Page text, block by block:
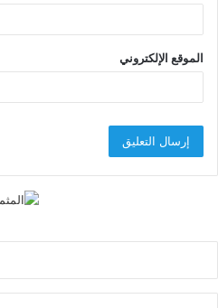
الموقع الإلكتروني